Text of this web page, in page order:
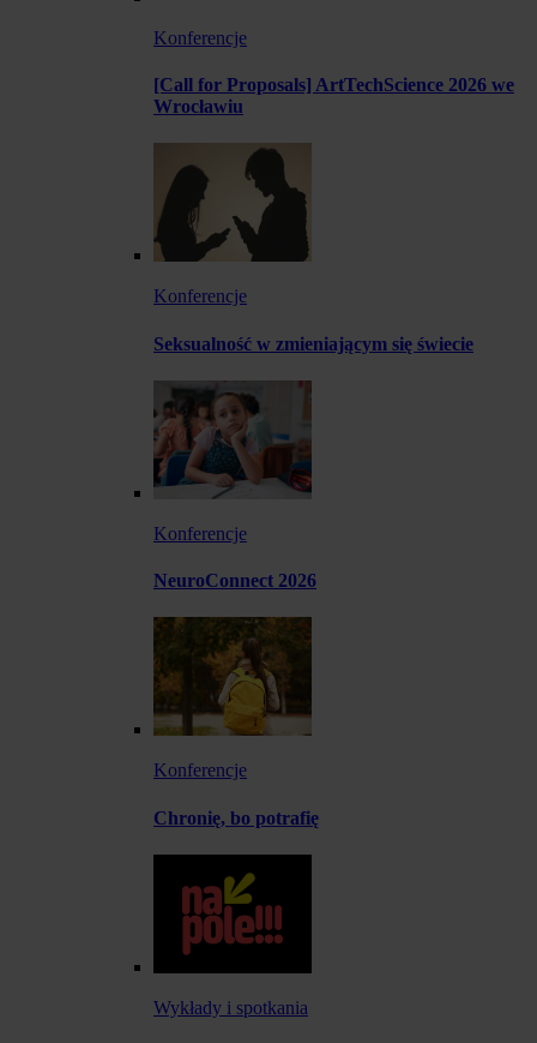
Konferencje
[Call for Proposals] ArtTechScience 2026 we
Wrocławiu
Konferencje
Seksualność w zmieniającym się świecie
Konferencje
NeuroConnect 2026
Konferencje
Chronię, bo potrafię
Wykłady i spotkania